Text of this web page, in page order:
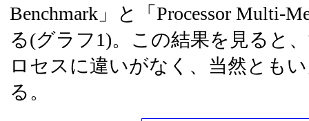
Benchmark」と「Processor Multi-
る(グラフ1)。この結果を見ると
ロセスに違いがなく、当然とも
る。